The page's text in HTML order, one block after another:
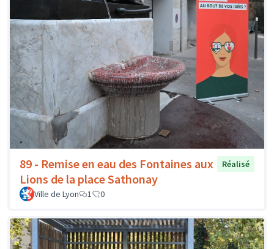
89 - Remise en eau des Fontaines aux
Lions de la place Sathonay
Réalisé
Ville de Lyon 1 0